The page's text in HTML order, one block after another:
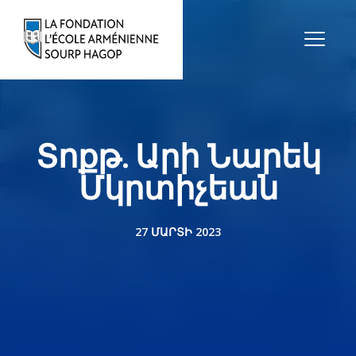
Տոքթ. Արի Նարեկ
Մկրտիչեան
27 ՄԱՐՏԻ 2023